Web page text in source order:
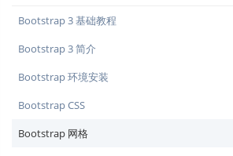
Bootstrap 3 基础教程
Bootstrap 3 简介
Bootstrap 环境安装
Bootstrap CSS
Bootstrap 网格